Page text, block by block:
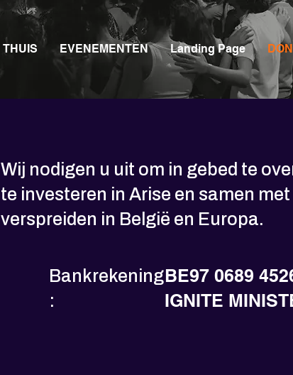
THUIS EVENEMENTEN Landing Page
Wij nodigen u uit om in gebed te
te investeren in Arise en samen
verspreiden in België en Europa.
Bankrekening
:
BE97 0689
IGNITE